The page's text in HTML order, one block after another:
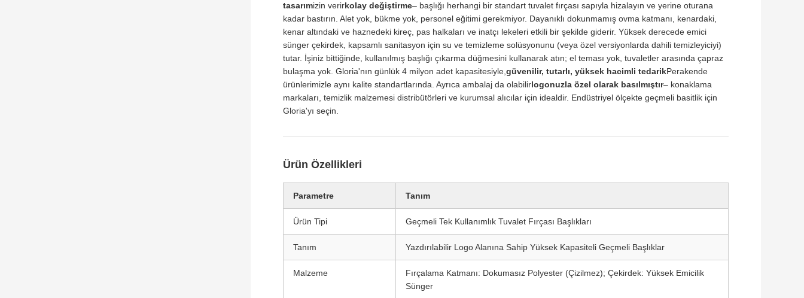
tasarımizin verirkolay değiştirme– başlığı herhangi bir standart tuvalet fırçası sapıyla hizalayın ve yerine oturana
kadar bastırın. Alet yok, bükme yok, personel eğitimi gerekmiyor. Dayanıklı dokunmamış ovma katmanı, kenardaki,
kenar altındaki ve haznedeki kireç, pas halkaları ve inatçı lekeleri etkili bir şekilde giderir. Yüksek derecede emici
sünger çekirdek, kapsamlı sanitasyon için su ve temizleme solüsyonunu (veya özel versiyonlarda dahili temizleyiciyi)
tutar. İşiniz bittiğinde, kullanılmış başlığı çıkarma düğmesini kullanarak atın; el teması yok, tuvaletler arasında çapraz
bulaşma yok. Gloria'nın günlük 4 milyon adet kapasitesiyle,güvenilir, tutarlı, yüksek hacimli tedarikPerakende
ürünlerimizle aynı kalite standartlarında. Ayrıca ambalaj da olabilirlogonuzla özel olarak basılmıştır– konaklama
markaları, temizlik malzemesi distribütörleri ve kurumsal alıcılar için idealdir. Endüstriyel ölçekte geçmeli basitlik için
Gloria'yı seçin.
Ürün Özellikleri
Parametre Tanım
Ürün Tipi Geçmeli Tek Kullanımlık Tuvalet Fırçası Başlıkları
Tanım Yazdırılabilir Logo Alanına Sahip Yüksek Kapasiteli Geçmeli Başlıklar
Malzeme
Fırçalama Katmanı: Dokumasız Polyester (Çizilmez); Çekirdek: Yüksek Emicilik
Sünger